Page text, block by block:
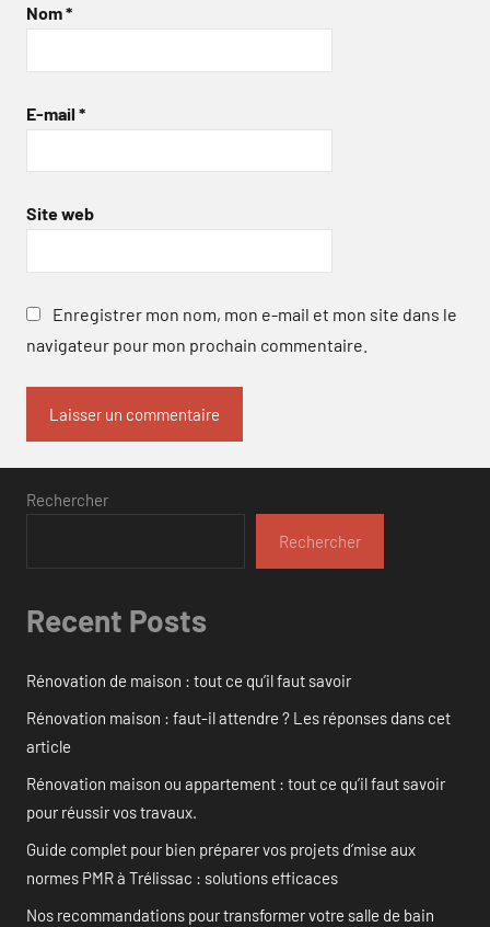
Nom*
E-mail *
Site web
Enregistrer mon nom, mon e-mail et mon site dans le
navigateur pour mon prochain commentaire.
Rechercher
Rechercher
Recent Posts
Rénovation de maison : tout ce qu’il faut savoir
Rénovation maison : faut-il attendre ? Les réponses dans cet
article
Rénovation maison ou appartement : tout ce qu’il faut savoir
pour réussir vos travaux.
Guide complet pour bien préparer vos projets d’mise aux
normes PMR à Trélissac : solutions efficaces
Nos recommandations pour transformer votre salle de bain